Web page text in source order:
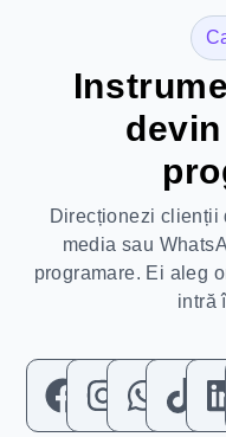
Direcționezi clienții
media sau
programare. Ei aleg
intră